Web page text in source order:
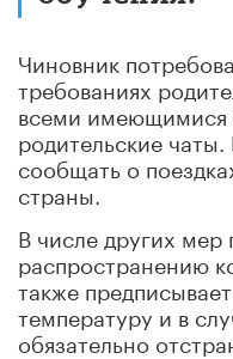
Чиновник
требованиях
всеми имеющимися
родительские
сообщать о
страны.
В числе других мер
распространению
также
температуру и в
обязательно